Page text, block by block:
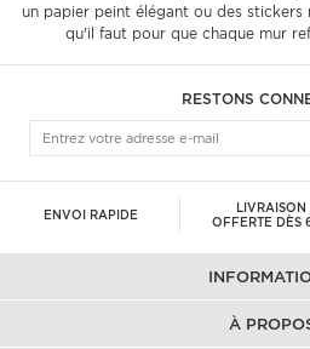
un papier peint élégant ou des
qu'il faut pour que chaque mur
RESTONS
ENVOI RAPIDE
LIVRAISON
OFFERTE DÈS
À